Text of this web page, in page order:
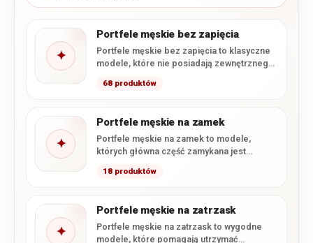
✦
Portfele męskie bez zapięcia
Portfele męskie bez zapięcia to klasyczne
modele, które nie posiadają zewnętrznego
główną…
68 produktów
✦
Portfele męskie na zamek
Portfele męskie na zamek to modele,
których główna część zamykana jest
skutecznie…
18 produktów
✦
Portfele męskie na zatrzask
Portfele męskie na zatrzask to wygodne
modele, które pomagają utrzymać